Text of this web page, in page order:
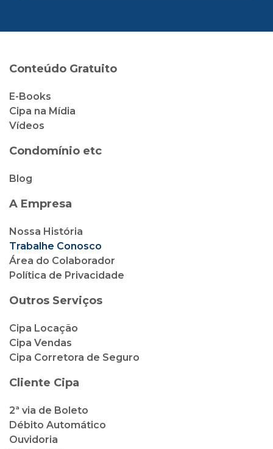
Conteúdo Gratuito
E-Books
Cipa na Mídia
Vídeos
Condomínio etc
Blog
A Empresa
Nossa História
Trabalhe Conosco
Área do Colaborador
Política de Privacidade
Outros Serviços
Cipa Locação
Cipa Vendas
Cipa Corretora de Seguro
Cliente Cipa
2ª via de Boleto
Débito Automático
Ouvidoria